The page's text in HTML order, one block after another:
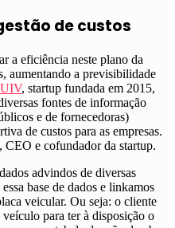
de custos
a eficiência neste plano da
aumentando a previsibilidade
, startup fundada em 2015,
fontes de informação
e de fornecedoras)
de custos para as empresas.
e cofundador da startup.
advindos de diversas
base de dados e linkamos
veicular. Ou seja: o cliente
para ter à disposição o